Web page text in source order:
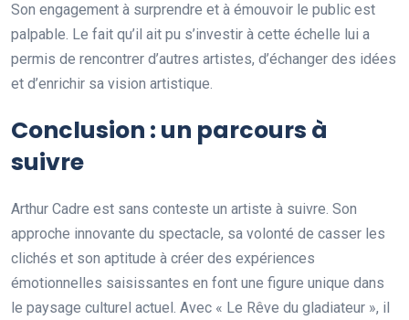
Son engagement à surprendre et à émouvoir le public est
palpable. Le fait qu’il ait pu s’investir à cette échelle lui a
permis de rencontrer d’autres artistes, d’échanger des idées
et d’enrichir sa vision artistique.
Conclusion : un parcours à
suivre
Arthur Cadre est sans conteste un artiste à suivre. Son
approche innovante du spectacle, sa volonté de casser les
clichés et son aptitude à créer des expériences
émotionnelles saisissantes en font une figure unique dans
le paysage culturel actuel. Avec « Le Rêve du gladiateur », il